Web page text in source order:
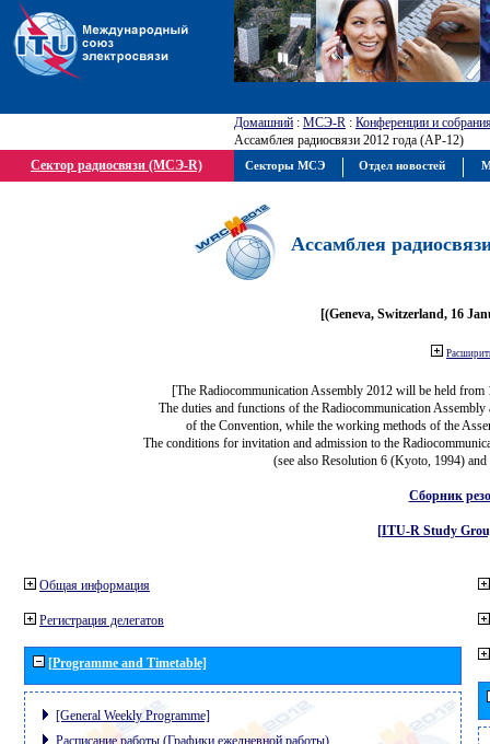
Домашний : МСЭ-R : Конференции и
Ассамблея радиосвязи 2012 года (АР-12)
Сектор радиосвязи (МСЭ-R)
Ассамблея
[(Geneva, Switzerland, 16
[The Radiocommunication Assembly 2012 will be held
The duties and functions of the Radiocommunication
of the Convention, while the working methods of the
The conditions for invitation and admission to the
(see also Resolution 6 (Kyoto, 1994)
Сборник
[ITU-R Study
Общая информация
Регистрация делегатов
[Programme and Timetable]
[General Weekly Programme]
Расписание работы (Графики ежедневной работы)
Секторы МСЭ Отдел новостей